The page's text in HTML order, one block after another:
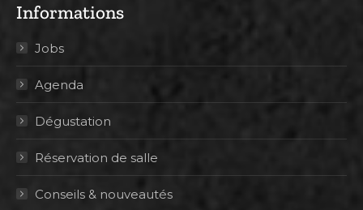
Informations
Jobs
Agenda
Dégustation
Réservation de salle
Conseils & nouveautés